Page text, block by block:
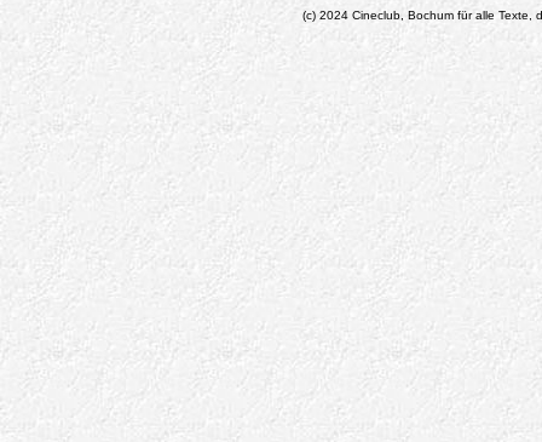
(c) 2024 Cineclub, Bochum für alle Texte,